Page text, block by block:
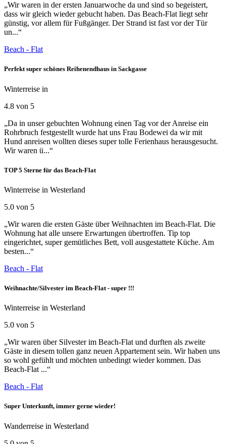
„Wir waren in der ersten Januarwoche da und sind so begeistert,
dass wir gleich wieder gebucht haben. Das Beach-Flat liegt sehr
günstig, vor allem für Fußgänger. Der Strand ist fast vor der Tür
un...“
Beach - Flat
Perfekt super schönes Reihenendhaus in Sackgasse
Winterreise in
4.8 von 5
„Da in unser gebuchten Wohnung einen Tag vor der Anreise ein
Rohrbruch festgestellt wurde hat uns Frau Bodewei da wir mit
Hund anreisen wollten dieses super tolle Ferienhaus herausgesucht.
Wir waren ü...“
TOP 5 Sterne für das Beach-Flat
Winterreise in Westerland
5.0 von 5
„Wir waren die ersten Gäste über Weihnachten im Beach-Flat. Die
Wohnung hat alle unsere Erwartungen übertroffen. Tip top
eingerichtet, super gemütliches Bett, voll ausgestattete Küche. Am
besten...“
Beach - Flat
Weihnachte/Silvester im Beach-Flat - super !!!
Winterreise in Westerland
5.0 von 5
„Wir waren über Silvester im Beach-Flat und durften als zweite
Gäste in diesem tollen ganz neuen Appartement sein. Wir haben uns
so wohl gefühlt und möchten unbedingt wieder kommen. Das
Beach-Flat ...“
Beach - Flat
Super Unterkunft, immer gerne wieder!
Wanderreise in Westerland